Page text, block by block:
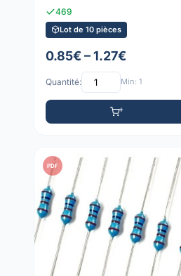
469
Lot de 10 pièces
0.85€ – 1.27€
Quantité: Min: 1
PDF